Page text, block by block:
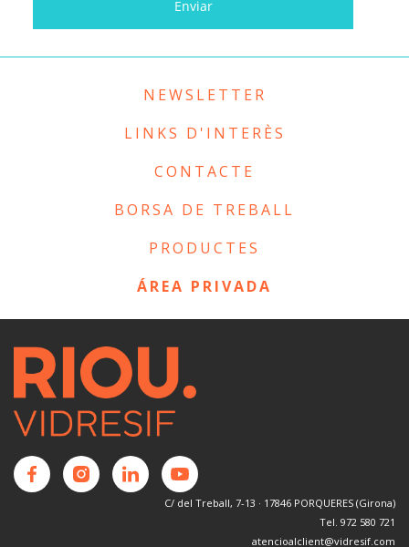
NEWSLETTER
LINKS D'INTERÈS
CONTACTE
BORSA DE TREBALL
PRODUCTES
ÁREA PRIVADA
C/ del Treball, 7-13 · 17846 PORQUERES (Girona)
Tel. 972 580 721
atencioalclient@vidresif.com